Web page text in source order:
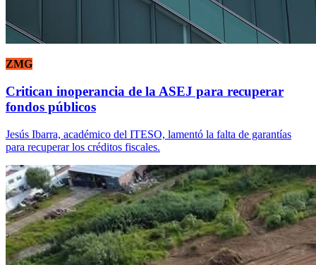
ZMG
Critican inoperancia de la ASEJ para recuperar
fondos públicos
Jesús Ibarra, académico del ITESO, lamentó la falta de garantías
para recuperar los créditos fiscales.